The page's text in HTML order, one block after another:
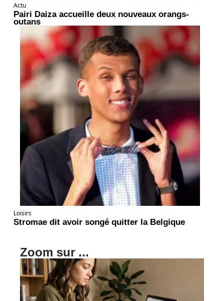
Actu
Pairi Daiza accueille deux nouveaux orangs-
outans
Loisirs
Stromae dit avoir songé quitter la Belgique
Zoom sur ...